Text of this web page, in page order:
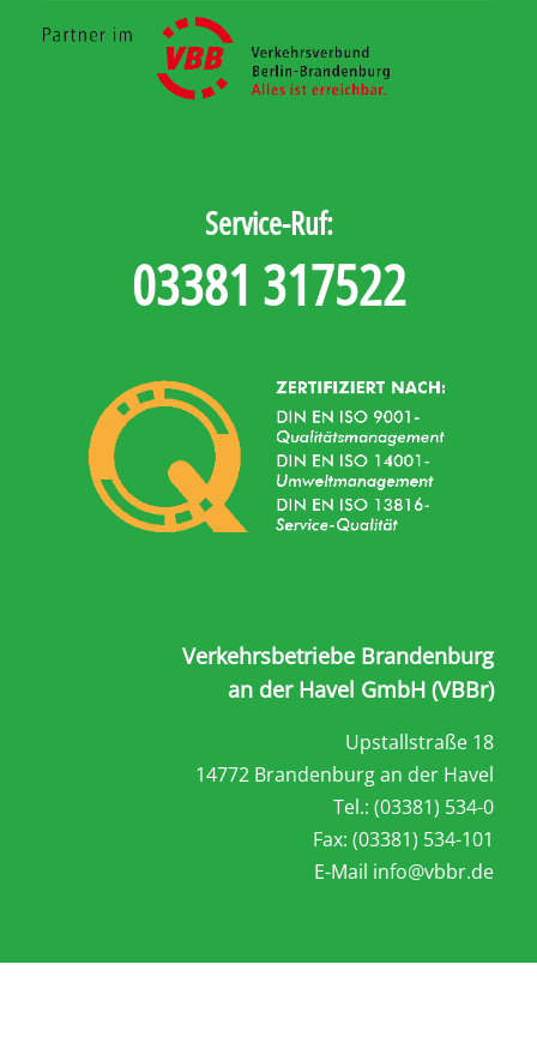
Service-Ruf:
03381 317522
Verkehrsbetriebe Brandenburg
an der Havel GmbH (VBBr)
Upstallstraße 18
14772 Brandenburg an der Havel
Tel.: (03381) 534-0
Fax: (03381) 534-101
E-Mail info@vbbr.de